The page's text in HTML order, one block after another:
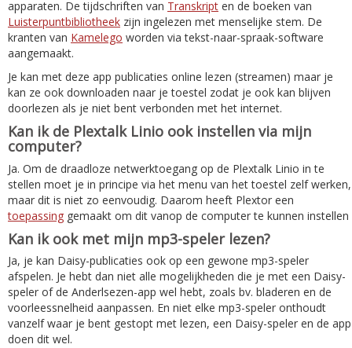
apparaten. De tijdschriften van Transkript en de boeken van
Luisterpuntbibliotheek zijn ingelezen met menselijke stem. De
kranten van Kamelego worden via tekst-naar-spraak-software
aangemaakt.
Je kan met deze app publicaties online lezen (streamen) maar je
kan ze ook downloaden naar je toestel zodat je ook kan blijven
doorlezen als je niet bent verbonden met het internet.
Kan ik de Plextalk Linio ook instellen via mijn
computer?
Ja. Om de draadloze netwerktoegang op de Plextalk Linio in te
stellen moet je in principe via het menu van het toestel zelf werken,
maar dit is niet zo eenvoudig. Daarom heeft Plextor een
toepassing gemaakt om dit vanop de computer te kunnen instellen
Kan ik ook met mijn mp3-speler lezen?
Ja, je kan Daisy-publicaties ook op een gewone mp3-speler
afspelen. Je hebt dan niet alle mogelijkheden die je met een Daisy-
speler of de Anderlsezen-app wel hebt, zoals bv. bladeren en de
voorleessnelheid aanpassen. En niet elke mp3-speler onthoudt
vanzelf waar je bent gestopt met lezen, een Daisy-speler en de app
doen dit wel.